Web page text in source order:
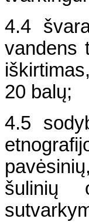
4.4
vandens
20 balų;
4.5
šulinių